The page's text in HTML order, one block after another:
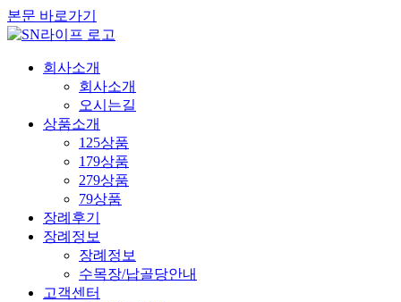
본문 바로가기
회사소개
회사소개
오시는길
상품소개
125상품
179상품
279상품
79상품
장례후기
장례정보
장례정보
수목장/납골당안내
고객센터